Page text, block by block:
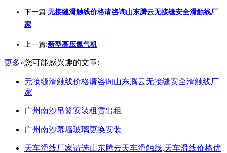
下一篇:无接缝滑触线价格请咨询山东腾云无接缝安全滑触线厂
家
上一篇:新型高压氮气机
更多»您可能感兴趣的文章:
无接缝滑触线价格请咨询山东腾云无接缝安全滑触线厂
家
广州南沙吊篮安装租赁出租
广州南沙幕墙玻璃更换安装
天车滑线厂家请选山东腾云天车滑触线,天车滑线价格优